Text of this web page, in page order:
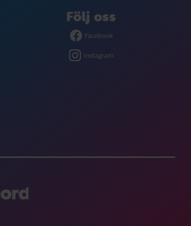
Följ oss
Facebook
Instagram